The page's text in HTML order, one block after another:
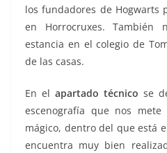
los fundadores de Hogwarts
en Horrocruxes.
estancia en el colegio de
de las casas.
En el apartado técnico se
escenografía que nos
mágico, dentro del que está
encuentra muy bien